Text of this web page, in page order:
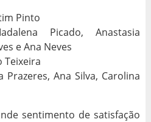
Pinto
Picado, Anastasia
e Ana Neves
Teixeira
Ana Silva, Carolina
sentimento de satisfação